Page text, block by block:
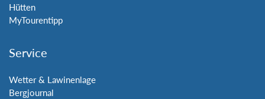
Hütten
MyTourentipp
Service
Wetter & Lawinenlage
Bergjournal